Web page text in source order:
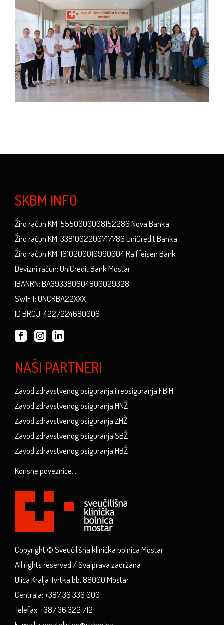
SKBM INFO
Žiro račun KM: 5550000008152286 Nova Banka
Žiro račun KM: 3381002200717786 UniCredit Banka
Žiro račun KM: 1610200010990004 Raiffeisen Bank
Devizni račun: UniCredit Bank Mostar
IBANRN: BA393380604800029328
SWIFT: UNCRBA22XXX
ID BROJ: 4227224680006
NAŠI PARTNERI
Zavod zdravstvenog osiguranja i reosiguranja FBiH
Zavod zdravstvenog osiguranja HNŽ
Zavod zdravstvenog osiguranja ZHŽ
Zavod zdravstvenog osiguranja SBŽ
Zavod zdravstvenog osiguranja HBŽ
Korisne poveznice...
Copyright © Sveučilišna klinička bolnica Mostar
All rights reserved / Sva prava zadržana
Ulica Kralja Tvrtka bb, 88000 Mostar
Centrala: +387 36 336 000
Telefax: +387 36 322 712